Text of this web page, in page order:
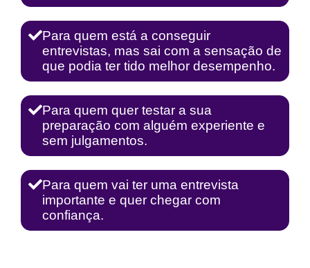
Para quem está a conseguir
entrevistas, mas sai com a sensação de
que podia ter tido melhor desempenho.
Para quem quer testar a sua
preparação com alguém experiente e
sem julgamentos.
Para quem vai ter uma entrevista
importante e quer chegar com
confiança.